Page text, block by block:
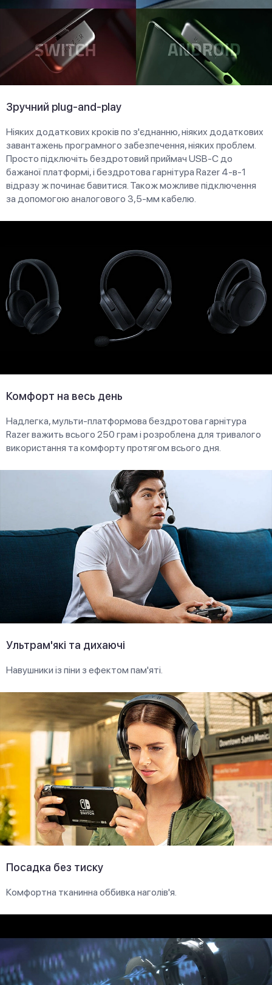
Зручний plug-and-play
Ніяких додаткових кроків по з'єднанню, ніяких додаткових
завантажень програмного забезпечення, ніяких проблем.
Просто підключіть бездротовий приймач USB-C до
бажаної платформі, і бездротова гарнітура Razer 4-в-1
відразу ж починає бавитися. Також можливе підключення
за допомогою аналогового 3,5-мм кабелю.
Комфорт на весь день
Надлегка, мульти-платформова бездротова гарнітура
Razer важить всього 250 грам і розроблена для тривалого
використання та комфорту протягом всього дня.
Ультрам'які та дихаючі
Навушники із піни з ефектом пам'яті.
Посадка без тиску
Комфортна тканинна оббивка наголів'я.